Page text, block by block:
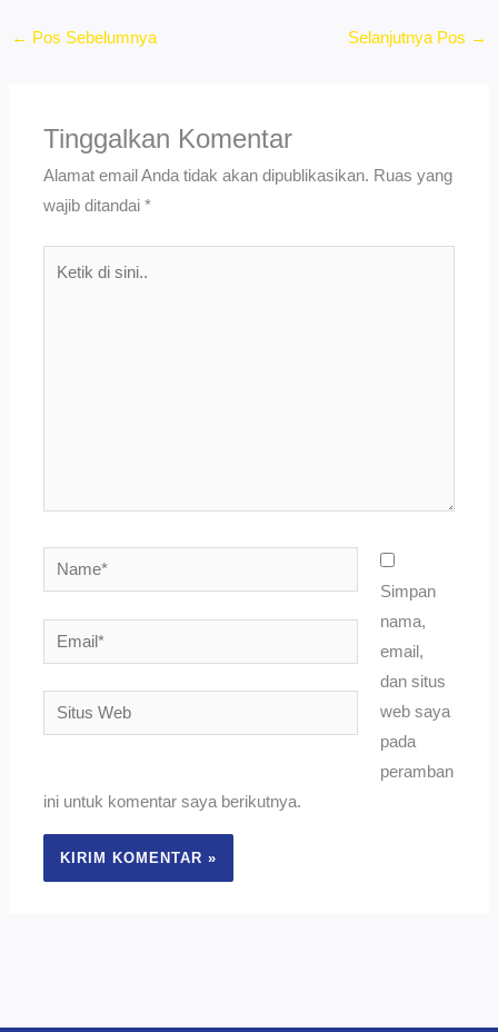
← Pos Sebelumnya Selanjutnya Pos →
Tinggalkan Komentar
Alamat email Anda tidak akan dipublikasikan. Ruas yang
wajib ditandai*
Name*
Email*
Situs
Web
Simpan
nama,
email,
dan situs
web saya
pada
peramban
ini untuk komentar saya berikutnya.